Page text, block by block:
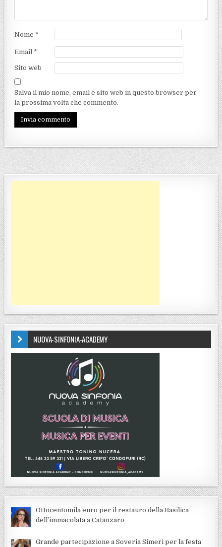
Nome *
Email *
Sito web
Salva il mio nome, email e sito web in questo browser per
la prossima volta che commento.
NUOVA-SINFONIA-ACADEMY
Ottocentomila euro per il restauro della Basilica
dell’immacolata a Catanzaro
Grande partecipazione a Soveria Simeri per la festa